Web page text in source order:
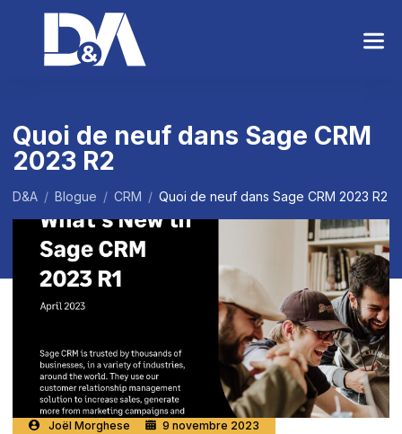
e
Quoi de neuf dans Sage CRM
2023 R2
D&A / Blogue / CRM / Quoi de neuf dans Sage CRM 2023 R2
Joël Morghese 9 novembre 2023